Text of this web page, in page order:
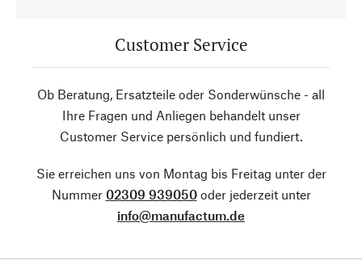
Customer Service
Ob Beratung, Ersatzteile oder Sonderwünsche - all
Ihre Fragen und Anliegen behandelt unser
Customer Service persönlich und fundiert.
Sie erreichen uns von Montag bis Freitag unter der
Nummer 02309 939050oder jederzeit unter
info@manufactum.de